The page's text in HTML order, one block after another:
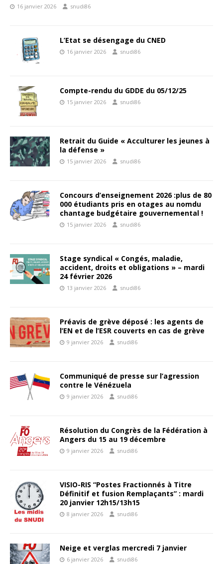
16 janvier 2026 snudi86
L’Etat se désengage du CNED
16 janvier 2026 snudi86
Compte-rendu du GDDE du 05/12/25
15 janvier 2026 snudi86
Retrait du Guide « Acculturer les jeunes à
la défense »
15 janvier 2026 snudi86
Concours d’enseignement 2026 :plus de 80
000 étudiants pris en otages au nomdu
chantage budgétaire gouvernemental !
15 janvier 2026 snudi86
Stage syndical « Congés, maladie,
accident, droits et obligations » – mardi
24 février 2026
13 janvier 2026 snudi86
Préavis de grève déposé : les agents de
l’EN et de l’ESR couverts en cas de grève
9 janvier 2026 snudi86
Communiqué de presse sur l’agression
contre le Vénézuela
9 janvier 2026 snudi86
Résolution du Congrès de la Fédération à
Angers du 15 au 19 décembre
9 janvier 2026 snudi86
VISIO-RIS “Postes Fractionnés à Titre
Définitif et fusion Remplaçants” : mardi
20 janvier 12h15/13h15
8 janvier 2026 snudi86
Neige et verglas mercredi 7 janvier
6 janvier 2026 snudi86